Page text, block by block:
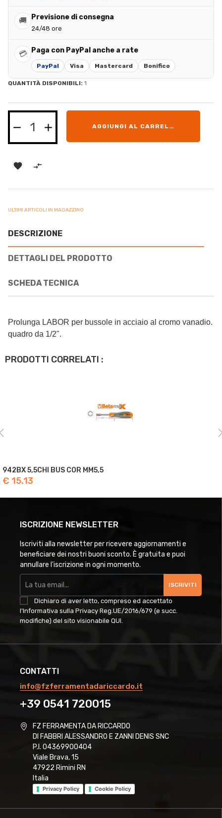
🚚 Previsione di consegna
24/48 ore
💳 Paga con PayPal anche a rate
PayPal Visa Mastercard Bonifico
QUANTITÀ DISPONIBILI: 1
AGGIUNGI AL CARRELLO
 
ULTIMI ARTICOLI IN MAGAZZINO
DESCRIZIONE
DETTAGLI DEL PRODOTTO
SCHEDA TECNICA
Prolunga LABOR per bussole in acciaio al cromo vanadio.
quadro da 1/2".
PRODOTTI CORRELATI :
942BX 5,5CHI BUS COR MM5,5
€ 15.13
ISCRIZIONE NEWSLETTER
Iscriviti alla newsletter per ricevere aggiornamenti e
beneficiare dei nostri buoni sconto. È gratuita e puoi
annullare l'iscrizione in ogni momento.
ISCRIVITI
Dichiaro di aver letto, compreso ed accettato
l'Informativa sulla Privacy Reg.UE/2016/679 (e succ.
modifiche) del sito visionabile QUI
CONTATTI
info@fzferramentadariccardo.it
+39 0541 720015
FZ FERRAMENTA DA RICCARDO
DI FABBRI ALESSANDRO E ZANNI DENIS SNC
P.I. 04369900404
Viale Brava, 15
47922 Rimini RN
Italia
Privacy Policy Cookie Policy